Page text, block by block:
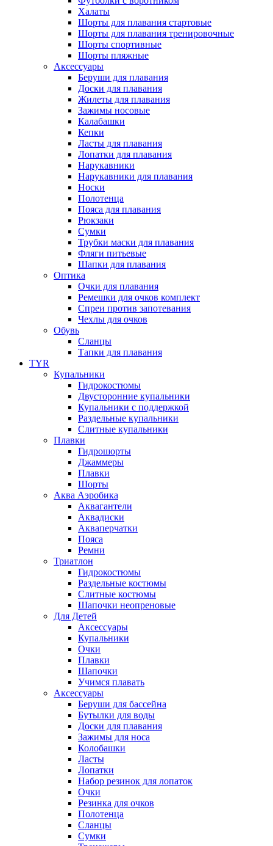
Халаты
Шорты для плавания стартовые
Шорты для плавания тренировочные
Шорты спортивные
Шорты пляжные
Аксессуары
Беруши для плавания
Доски для плавания
Жилеты для плавания
Зажимы носовые
Калабашки
Кепки
Ласты для плавания
Лопатки для плавания
Нарукавники
Нарукавники для плавания
Носки
Полотенца
Пояса для плавания
Рюкзаки
Сумки
Трубки маски для плавания
Фляги питьевые
Шапки для плавания
Оптика
Очки для плавания
Ремешки для очков комплект
Спреи против запотевания
Чехлы для очков
Обувь
Сланцы
Тапки для плавания
TYR
Купальники
Гидрокостюмы
Двусторонние купальники
Купальники с поддержкой
Раздельные купальники
Слитные купальники
Плавки
Гидрошорты
Джаммеры
Плавки
Шорты
Аква Аэробика
Аквагантели
Аквадиски
Акваперчатки
Пояса
Ремни
Триатлон
Гидрокостюмы
Раздельные костюмы
Слитные костюмы
Шапочки неопреновые
Для Детей
Аксессуары
Купальники
Очки
Плавки
Шапочки
Учимся плавать
Аксессуары
Беруши для бассейна
Бутылки для воды
Доски для плавания
Зажимы для носа
Колобашки
Ласты
Лопатки
Набор резинок для лопаток
Очки
Резинка для очков
Полотенца
Сланцы
Сумки